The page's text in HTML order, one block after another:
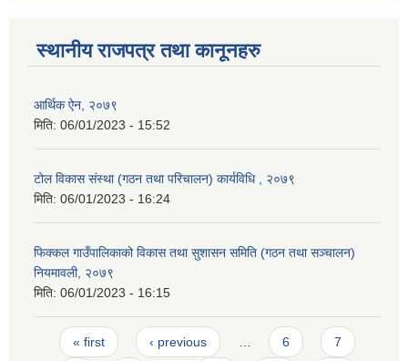
स्थानीय राजपत्र तथा कानूनहरु
आर्थिक ऐन, २०७९
मिति: 06/01/2023 - 15:52
टोल विकास संस्था (गठन तथा परिचालन) कार्यविधि , २०७९
मिति: 06/01/2023 - 16:24
फिक्कल गाउँपालिकाको विकास तथा सुशासन समिति (गठन तथा सञ्चालन)
नियमावली, २०७९
मिति: 06/01/2023 - 16:15
Pages
« first ‹ previous … 6 7